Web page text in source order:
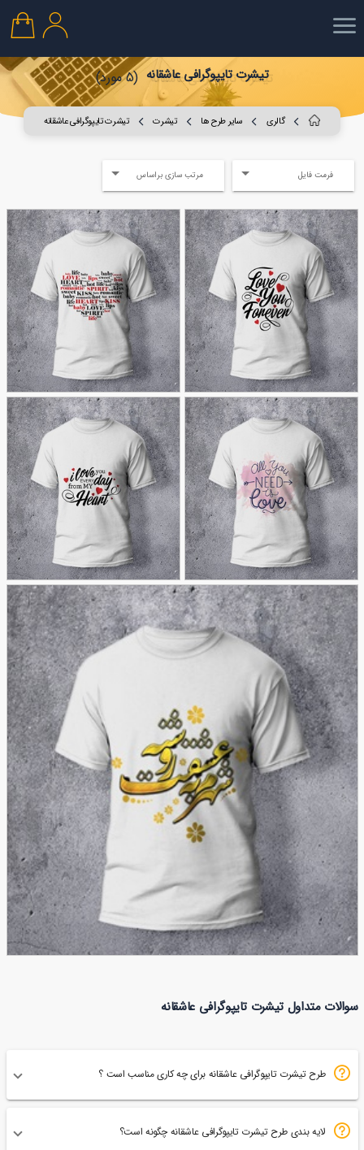
تیشرت تایپوگرافی عاشقانه (5 مورد)
گالری سایر طرح ها تیشرت تیشرت تایپوگرافی عاشقانه
فرمت فایل مرتب سازی براساس
تیشرت تایپوگرافی عاشقانه
خاص
70
تیشرت تایپوگرافی عاشقانه
با طرح قلب
66
تیشرت تایپوگرافی عاشقانه
انگلیسی
طرح تایپوگرافی عاشقانه
متن خاص
سوالات متداول تیشرت تایپوگرافی عاشقانه
طرح تیشرت تایپوگرافی عاشقانه برای چه کاری مناسب است ؟
لایه بندی طرح تیشرت تایپوگرافی عاشقانه چگونه است؟